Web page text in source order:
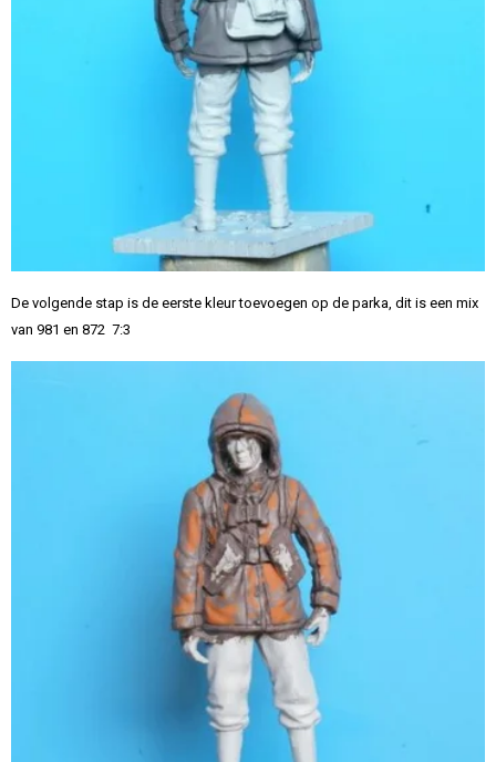
De volgende stap is de eerste kleur toevoegen op de parka, dit is een mix
van 981 en 872 7:3